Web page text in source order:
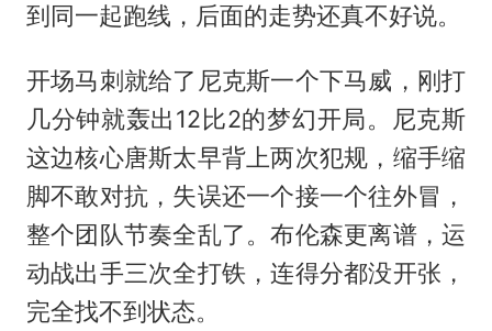
到同一起跑线，后面的走势还真不好说。
开场马刺就给了尼克斯一个下马威，刚打
几分钟就轰出12比2的梦幻开局。尼克斯
这边核心唐斯太早背上两次犯规，缩手缩
脚不敢对抗，失误还一个接一个往外冒，
整个团队节奏全乱了。布伦森更离谱，运
动战出手三次全打铁，连得分都没开张，
完全找不到状态。